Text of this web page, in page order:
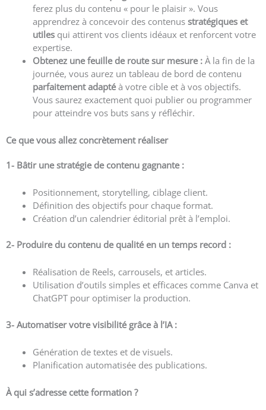
ferez plus du contenu « pour le plaisir ». Vous
apprendrez à concevoir des contenus stratégiques et
utiles qui attirent vos clients idéaux et renforcent votre
expertise.
Obtenez une feuille de route sur mesure : À la fin de la
journée, vous aurez un tableau de bord de contenu
parfaitement adaptéà votre cible et à vos objectifs.
Vous saurez exactement quoi publier ou programmer
pour atteindre vos buts sans y réfléchir.
Ce que vous allez concrètement réaliser
1- Bâtir une stratégie de contenu gagnante :
Positionnement, storytelling, ciblage client.
Définition des objectifs pour chaque format.
Création d’un calendrier éditorial prêt à l’emploi.
2- Produire du contenu de qualité en un temps record :
Réalisation de Reels, carrousels, et articles.
Utilisation d’outils simples et efficaces comme Canva et
ChatGPT pour optimiser la production.
3- Automatiser votre visibilité grâce à l’IA :
Génération de textes et de visuels.
Planification automatisée des publications.
À qui s’adresse cette formation ?